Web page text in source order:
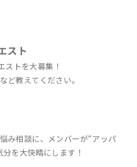
スト
トを大募集！
ど教えてください。
み相談に、メンバーが“アッパ
を大快晴にします！